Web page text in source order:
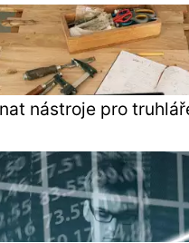
nástroje pro